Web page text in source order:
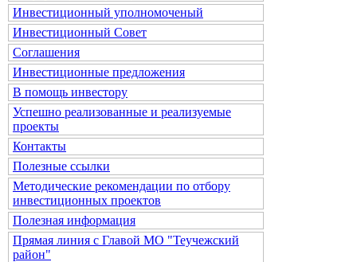
Инвестиционный уполномоченый
Инвестиционный Совет
Соглашения
Инвестиционные предложения
В помощь инвестору
Успешно реализованные и реализуемые
проекты
Контакты
Полезные ссылки
Методические рекомендации по отбору
инвестиционных проектов
Полезная информация
Прямая линия с Главой МО "Теучежский
район"